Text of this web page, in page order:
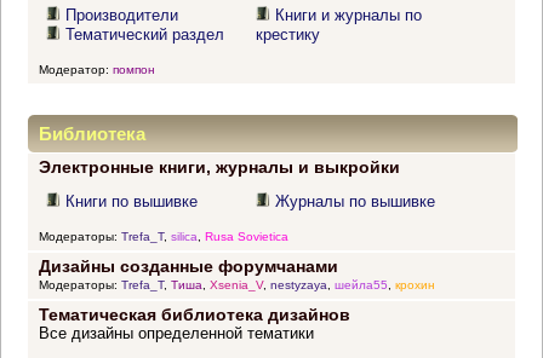
Производители
Тематический раздел
Книги и журналы по
крестику
Модератор: помпон
Библиотека
Электронные книги, журналы и выкройки
Книги по вышивке Журналы по вышивке
Модераторы: Trefa_T, silica Rusa Sovietica
Дизайны созданные форумчанами
Модераторы: Trefa_T, Тиша, Xsenia_V, nestyzaya, шейла55, крохин
Тематическая библиотека дизайнов
Все дизайны определенной тематики